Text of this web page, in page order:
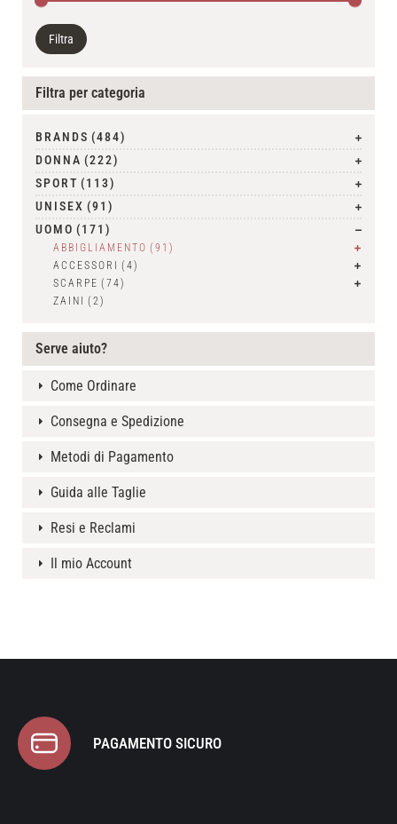
Filtra
Filtra per categoria
BRANDS (484)
DONNA (222)
SPORT (113)
UNISEX (91)
UOMO (171)
ABBIGLIAMENTO (91)
ACCESSORI
(4)
SCARPE (74)
ZAINI
(2)
Serve aiuto?
Come Ordinare
Consegna e Spedizione
Metodi di Pagamento
Guida alle Taglie
Resi e Reclami
Il mio Account
PAGAMENTO SICURO